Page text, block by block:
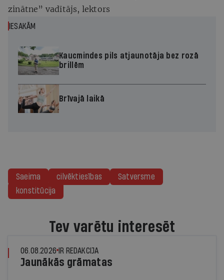
zinātne” vadītājs, lektors
IESAKĀM
Kaucmindes pils atjaunotāja bez rozā
brillēm
Brīvajā laikā
Saeima cilvēktiesības
Satversme
konstitūcija
Tev varētu interesēt
06.08.2026 IR REDAKCIJA
Jaunākās grāmatas